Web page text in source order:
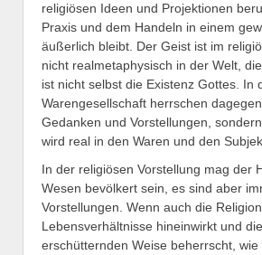
religiösen Ideen und Projektionen
Praxis und dem Handeln in einem
äußerlich bleibt. Der Geist ist im
nicht realmetaphysisch in der Welt,
ist nicht selbst die Existenz Gottes. In
Warengesellschaft herrschen
Gedanken und Vorstellungen,
wird real in den Waren und den
In der religiösen Vorstellung mag der
Wesen bevölkert sein, es sind aber
Vorstellungen. Wenn auch die
Lebensverhältnisse hineinwirkt und
erschütternden Weise beherrscht,